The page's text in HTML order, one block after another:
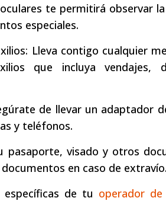
te permitirá observar
especiales.
Lleva contigo cualquier
que incluya vendajes,
de llevar un adaptador
y teléfonos.
pasaporte, visado y otros
en caso de extravío.
específicas de tu operador